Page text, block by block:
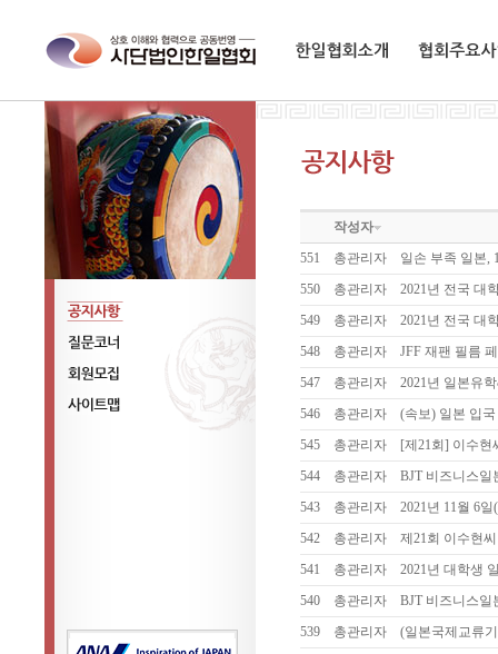
공지사항
질문코너
회원모집
작성자
551
총관리자
일손 부족 일본,
550
총관리자
2021년 전국 대
549
총관리자
2021년 전국 대
548
총관리자
JFF 재팬 필름
547
총관리자
2021년 일본유
546
총관리자
(속보) 일본 입
545
총관리자
[제21회] 이수
544
총관리자
BJT 비즈니스일
543
총관리자
2021년 11월 6
542
총관리자
제21회 이수현
541
총관리자
2021년 대학생
540
총관리자
BJT 비즈니스일
539
총관리자
(일본국제교류